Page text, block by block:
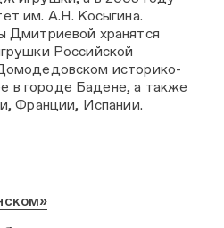
им. А.Н. Косыгина.
хранятся
Российской
историко-
в городе Бадене, а также
Франции, Испании.